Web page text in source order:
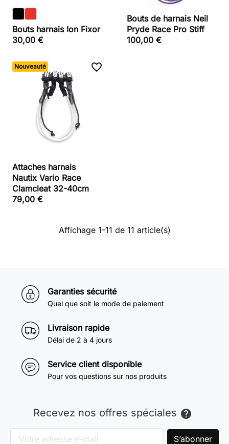
Bouts harnais Ion Fixor
30,00 €
Bouts de harnais Neil
Pryde Race Pro Stiff
100,00 €
Nouveauté favorite_border
Attaches harnais
Nautix Vario Race
Clamcleat 32-40cm
79,00 €
Affichage 1-11 de 11 article(s)
Garanties sécurité
Quel que soit le mode de paiement
Livraison rapide
Délai de 2 à 4 jours
Service client disponible
Pour vos questions sur nos produits
Recevez nos offres spéciales 